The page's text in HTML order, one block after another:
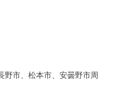
市、松本市、安曇野市周